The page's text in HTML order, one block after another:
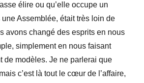
élire ou qu’elle occupe un
Assemblée, était très loin de
avons changé des esprits en nous
simplement en nous faisant
de modèles. Je ne parlerai que
c’est là tout le cœur de l’affaire,